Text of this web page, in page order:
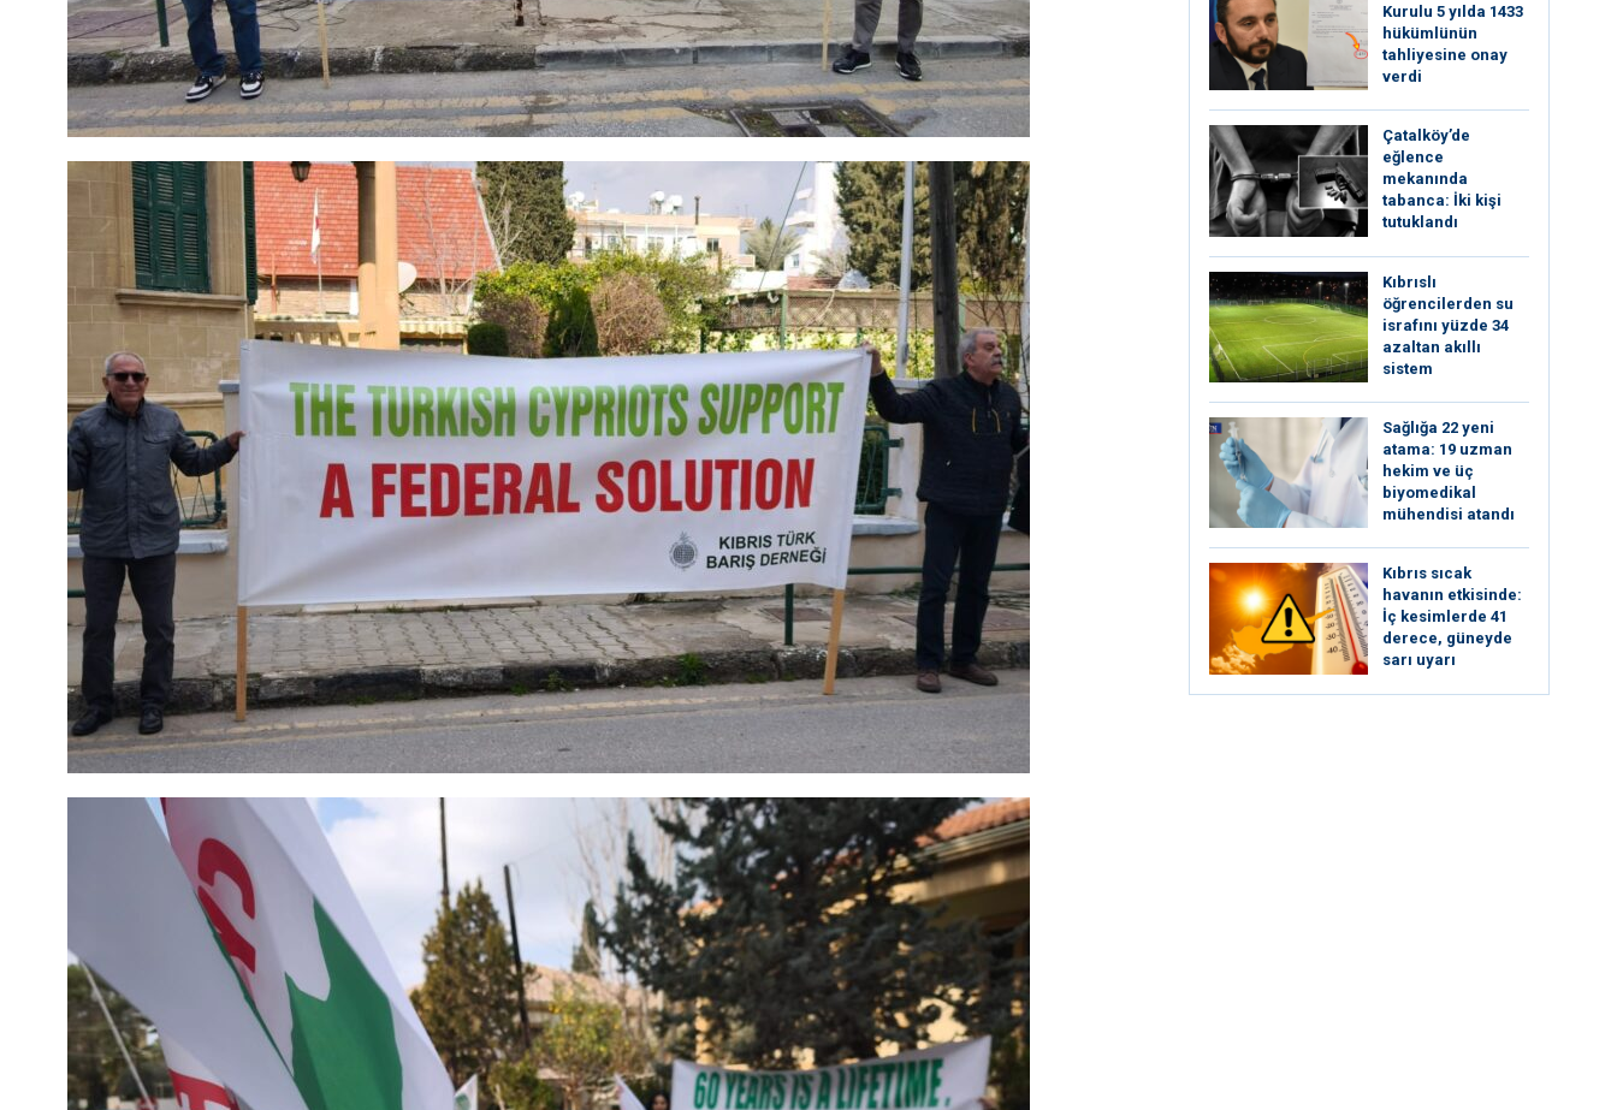
Kurulu 5 yılda 1433
hükümlünün
tahliyesine onay
verdi
Çatalköy’de
eğlence
mekanında
tabanca: İki kişi
tutuklandı
Kıbrıslı
öğrencilerden su
israfını yüzde 34
azaltan akıllı
sistem
Sağlığa 22 yeni
atama: 19 uzman
hekim ve üç
biyomedikal
mühendisi atandı
Kıbrıs sıcak
havanın etkisinde:
İç kesimlerde 41
derece, güneyde
sarı uyarı